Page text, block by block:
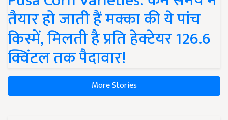
तैयार हो जाती हैं मक्का की ये पांच
किस्में, मिलती है प्रति हेक्टेयर 126.6
क्विंटल तक पैदावार!
More Stories